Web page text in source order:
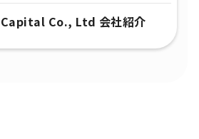
Co., Ltd 会社紹介